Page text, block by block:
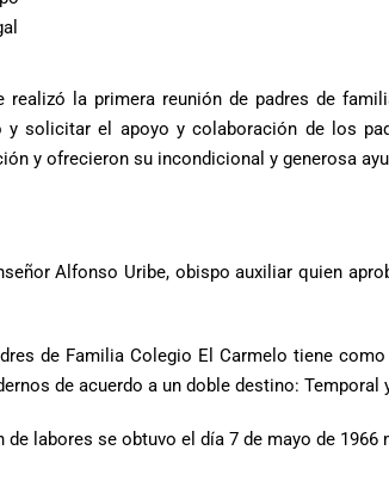
realizó la primera reunión de padres de
y solicitar el apoyo y colaboración de los
y ofrecieron su incondicional y generosa
Alfonso Uribe, obispo auxiliar quien
de Familia Colegio El Carmelo tiene
de acuerdo a un doble destino: Temporal
labores se obtuvo el día 7 de mayo de